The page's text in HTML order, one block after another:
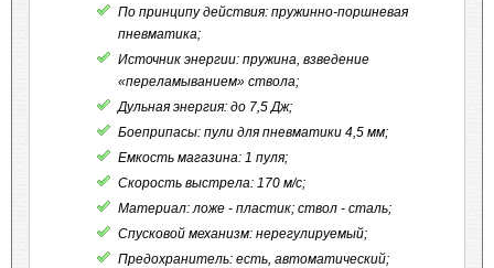
По принципу действия: пружинно-поршневая
пневматика;
Источник энергии: пружина, взведение
«переламыванием» ствола;
Дульная энергия: до 7,5 Дж;
Боеприпасы: пули для пневматики 4,5 мм;
Емкость магазина: 1 пуля;
Скорость выстрела: 170 м/с;
Материал: ложе - пластик; ствол - сталь;
Спусковой механизм: нерегулируемый;
Предохранитель: есть, автоматический;